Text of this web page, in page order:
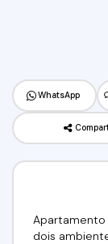
WhatsApp
Apartamento
dois